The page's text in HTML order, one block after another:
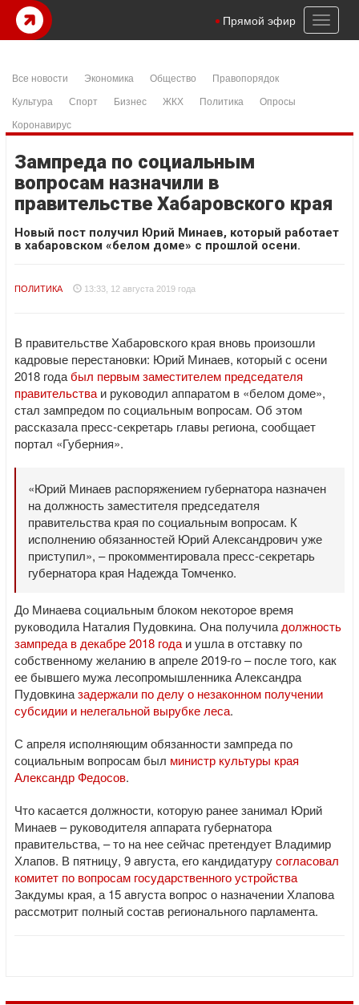
Toggle
Прямой эфир
Все новости Экономика Общество
Правопорядок
Культура
Спорт Бизнес ЖКХ Политика
Опросы
Коронавирус
Зампреда по социальным
вопросам назначили в
правительстве Хабаровского края
Новый пост получил Юрий Минаев, который работает
в хабаровском «белом доме» с прошлой осени.
ПОЛИТИКА 13:33, 12 августа 2019 года
В правительстве Хабаровского края вновь произошли
кадровые перестановки: Юрий Минаев, который с осени
2018 годабыл первым заместителем председателя
правительства и руководил аппаратом в «белом доме»,
стал зампредом по социальным вопросам. Об этом
рассказала пресс-секретарь главы региона, сообщает
портал «Губерния».
«Юрий Минаев распоряжением губернатора назначен
на должность заместителя председателя
правительства края по социальным вопросам. К
исполнению обязанностей Юрий Александрович уже
приступил», – прокомментировала пресс-секретарь
губернатора края Надежда Томченко.
До Минаева социальным блоком некоторое время
руководила Наталия Пудовкина. Она получила должность
зампреда в декабре 2018 года и ушла в отставку по
собственному желанию в апреле 2019-го – после того, как
ее бывшего мужа лесопромышленника Александра
Пудовкиназадержали по делу о незаконном получении
субсидии и нелегальной вырубке леса.
С апреля исполняющим обязанности зампреда по
социальным вопросам был министр культуры края
Александр Федосов.
Что касается должности, которую ранее занимал Юрий
Минаев – руководителя аппарата губернатора
правительства, – то на нее сейчас претендует Владимир
Хлапов. В пятницу, 9 августа, его кандидатурусогласовал
комитет по вопросам государственного устройства
Закдумы края, а 15 августа вопрос о назначении Хлапова
рассмотрит полный состав регионального парламента.